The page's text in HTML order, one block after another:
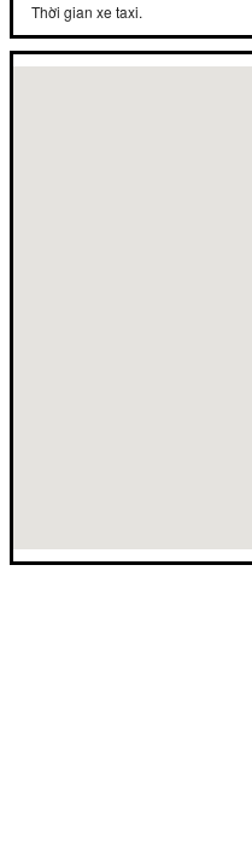
Thời gian xe taxi.